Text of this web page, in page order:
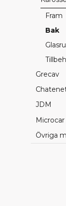
Fram
Bak
Grecav
JDM
Microcar
Övriga